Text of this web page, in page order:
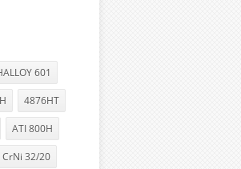
601
4876HT
ATI 800H
CrNi 32/20